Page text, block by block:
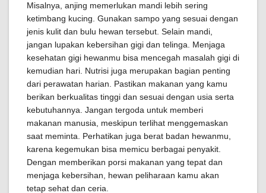
Misalnya, anjing memerlukan mandi lebih sering
ketimbang kucing. Gunakan sampo yang sesuai dengan
jenis kulit dan bulu hewan tersebut. Selain mandi,
jangan lupakan kebersihan gigi dan telinga. Menjaga
kesehatan gigi hewanmu bisa mencegah masalah gigi di
kemudian hari. Nutrisi juga merupakan bagian penting
dari perawatan harian. Pastikan makanan yang kamu
berikan berkualitas tinggi dan sesuai dengan usia serta
kebutuhannya. Jangan tergoda untuk memberi
makanan manusia, meskipun terlihat menggemaskan
saat meminta. Perhatikan juga berat badan hewanmu,
karena kegemukan bisa memicu berbagai penyakit.
Dengan memberikan porsi makanan yang tepat dan
menjaga kebersihan, hewan peliharaan kamu akan
tetap sehat dan ceria.